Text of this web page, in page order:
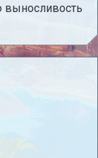
выносливость